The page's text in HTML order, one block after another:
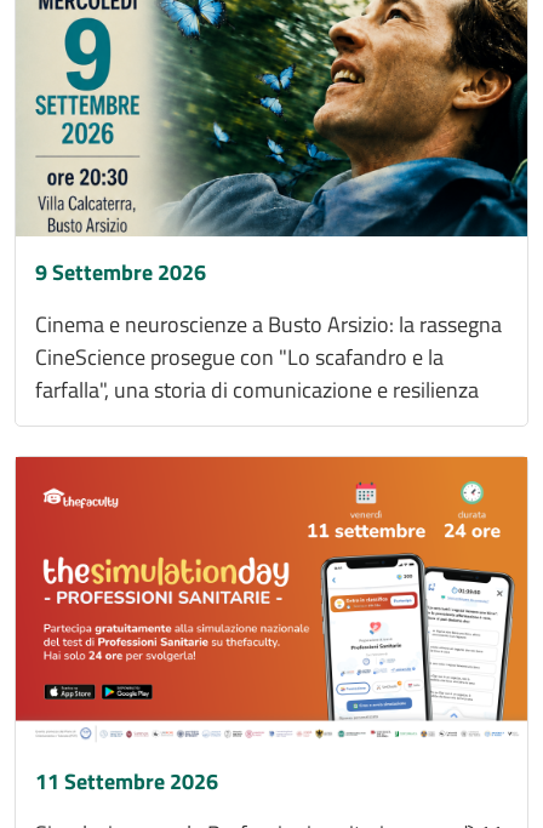
9 Settembre 2026
Cinema e neuroscienze a Busto Arsizio: la rassegna
CineScience prosegue con "Lo scafandro e la
farfalla", una storia di comunicazione e resilienza
11 Settembre 2026